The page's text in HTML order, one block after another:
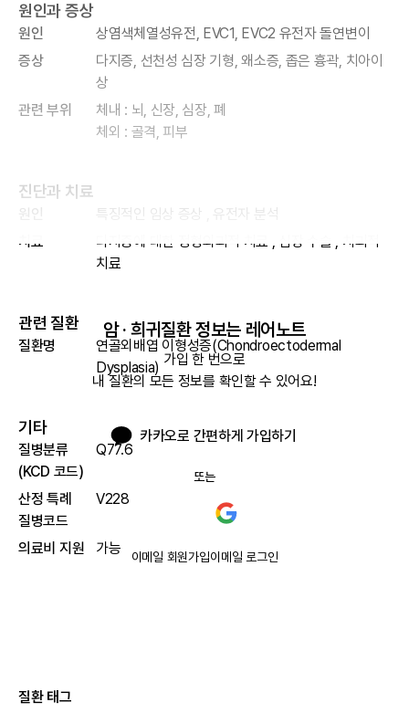
원인과 증상
원인
상염색체열성유전, EVC1, EVC2 유전자 돌연변이
증상
다지증, 선천성 심장 기형, 왜소증, 좁은 흉곽, 치아이
상
관련 부위
체내 : 뇌, 신장, 심장, 폐
체외 : 골격, 피부
진단과 치료
원인
특징적인 임상 증상 , 유전자 분석
치료
다지증에 대한 정형외과적 치료 , 심장 수술 , 치과적
치료
관련 질환
질환명
연골외배엽 이형성증(Chondroectodermal
Dysplasia)
기타
질병분류
(KCD 코드)
Q77.6
산정 특례
질병코드
V228
의료비 지원 가능
암 · 희귀질환 정보는 레어노트
가입 한 번으로
내 질환의 모든 정보를 확인할 수 있어요!
카카오로 간편하게 가입하기
또는
이메일 회원가입이메일 로그인
질환 태그